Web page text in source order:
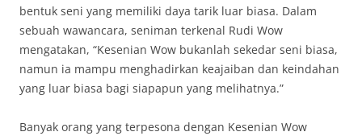
bentuk seni yang memiliki daya tarik luar biasa. Dalam
sebuah wawancara, seniman terkenal Rudi Wow
mengatakan, “Kesenian Wow bukanlah sekedar seni biasa,
namun ia mampu menghadirkan keajaiban dan keindahan
yang luar biasa bagi siapapun yang melihatnya.”
Banyak orang yang terpesona dengan Kesenian Wow